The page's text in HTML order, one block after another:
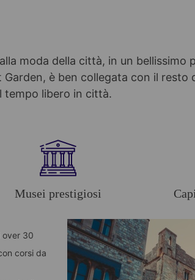
moda della città, in un bellissimo
è ben collegata con il resto
tempo libero in città.
Musei prestigiosi
over 30
corsi da